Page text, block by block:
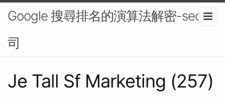
Google 搜尋排名的演算法解密-seo公
司
Je Tall Sf Marketing (257)